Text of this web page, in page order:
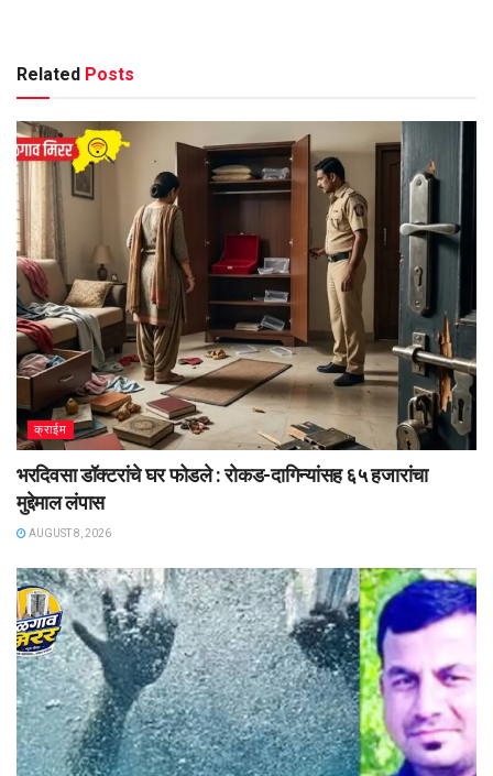
Related Posts
क्राईम
भरदिवसा डॉक्टरांचे घर फोडले : रोकड-दागिन्यांसह ६५ हजारांचा
मुद्देमाल लंपास
AUGUST 8, 2026